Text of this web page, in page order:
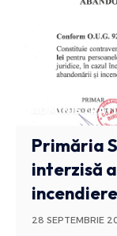
Primăria
interzisă
28 SEPTEMBRIE